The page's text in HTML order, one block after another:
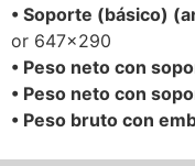
• Soporte (básico)
or 647×290
• Peso neto con
• Peso neto con
• Peso bruto con